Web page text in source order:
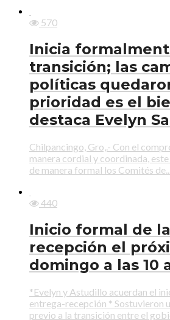
570
Inicia
transición; las
políticas
prioridad es el
destaca Evelyn
Chilpancingo, Gro,.- Con el
manera cordial y coordinada,
de manera formal los Comités de...
440
Inicio formal de
recepción el
domingo a las 10
*Evelyn y Astudillo acuerdan el
entrega-recepción * Sostuvieron
previo a la transición entre el